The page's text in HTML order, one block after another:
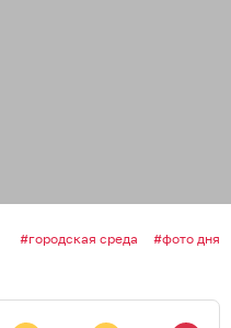
городская среда фото дня